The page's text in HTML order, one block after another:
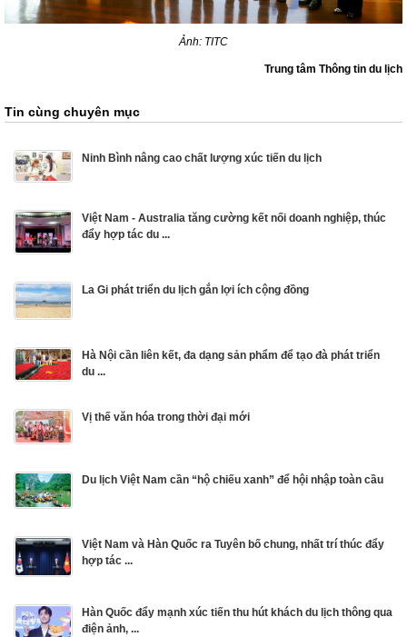
Ảnh: TITC
Trung tâm Thông tin du lịch
Tin cùng chuyên mục
Ninh Bình nâng cao chất lượng xúc tiến du lịch
Việt Nam - Australia tăng cường kết nối doanh nghiệp, thúc
đẩy hợp tác du ...
La Gi phát triển du lịch gắn lợi ích cộng đồng
Hà Nội cần liên kết, đa dạng sản phẩm để tạo đà phát triển
du ...
Vị thế văn hóa trong thời đại mới
Du lịch Việt Nam cần “hộ chiếu xanh” để hội nhập toàn cầu
Việt Nam và Hàn Quốc ra Tuyên bố chung, nhất trí thúc đẩy
hợp tác ...
Hàn Quốc đẩy mạnh xúc tiến thu hút khách du lịch thông qua
điện ảnh, ...